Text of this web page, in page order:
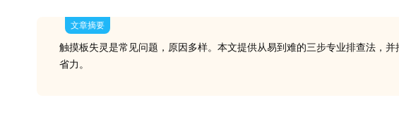
文章摘要
触摸板失灵是常见问题，原因多样。本文提供从易到难的三步专业排查法，
省力。